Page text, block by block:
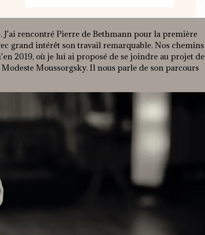
rencontré Pierre de Bethmann pour la première
grand intérêt son travail remarquable. Nos chemins
2019, où je lui ai proposé de se joindre au projet de
Moussorgsky. Il nous parle de son parcours